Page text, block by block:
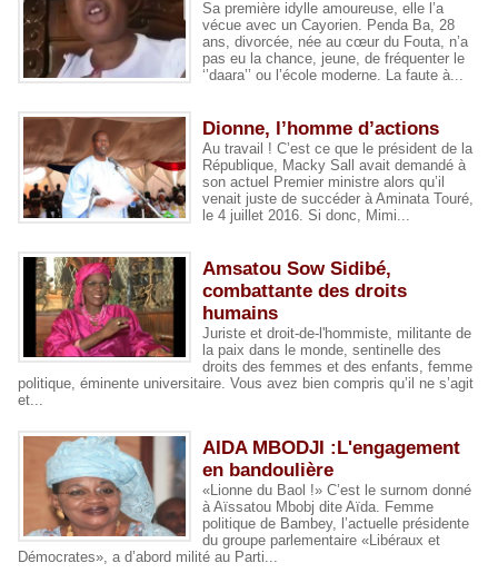
Sa première idylle amoureuse, elle l’a
vécue avec un Cayorien. Penda Ba, 28
ans, divorcée, née au cœur du Fouta, n’a
pas eu la chance, jeune, de fréquenter le
‘’daara’’ ou l’école moderne. La faute à...
Dionne, l’homme d’actions
Au travail ! C’est ce que le président de la
République, Macky Sall avait demandé à
son actuel Premier ministre alors qu’il
venait juste de succéder à Aminata Touré,
le 4 juillet 2016. Si donc, Mimi...
Amsatou Sow Sidibé,
combattante des droits
humains
Juriste et droit-de-l'hommiste, militante de
la paix dans le monde, sentinelle des
droits des femmes et des enfants, femme
politique, éminente universitaire. Vous avez bien compris qu’il ne s’agit
et...
AIDA MBODJI :L'engagement
en bandoulière
«Lionne du Baol !» C’est le surnom donné
à Aïssatou Mbobj dite Aïda. Femme
politique de Bambey, l’actuelle présidente
du groupe parlementaire «Libéraux et
Démocrates», a d’abord milité au Parti...